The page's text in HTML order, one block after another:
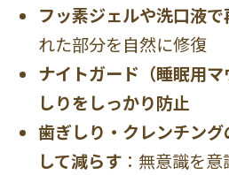
フッ素ジェルや洗口液
れた部分を自然に修復
ナイトガード（睡眠用
しりをしっかり防止
歯ぎしり・クレンチン
して減らす ：無意識を